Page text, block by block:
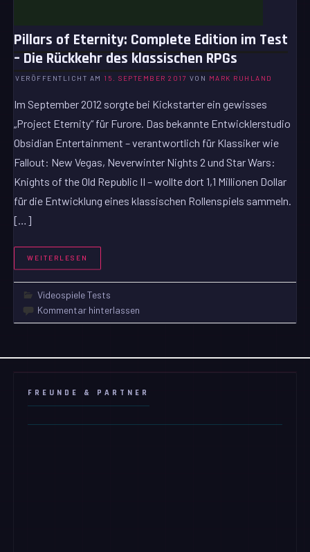
Pillars of Eternity: Complete Edition im Test
– Die Rückkehr des klassischen RPGs
VERÖFFENTLICHT AM 15. SEPTEMBER 2017 VON MARK RUHLAND
Im September 2012 sorgte bei Kickstarter ein gewisses
„Project Eternity“ für Furore. Das bekannte Entwicklerstudio
Obsidian Entertainment – verantwortlich für Klassiker wie
Fallout: New Vegas, Neverwinter Nights 2 und Star Wars:
Knights of the Old Republic II – wollte dort 1,1 Millionen Dollar
für die Entwicklung eines klassischen Rollenspiels sammeln.
[…]
WEITERLESEN
Videospiele Tests
Kommentar hinterlassen
FREUNDE & PARTNER